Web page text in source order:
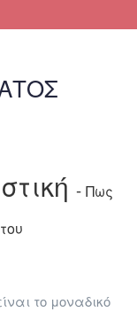
- Πως
το μοναδικό